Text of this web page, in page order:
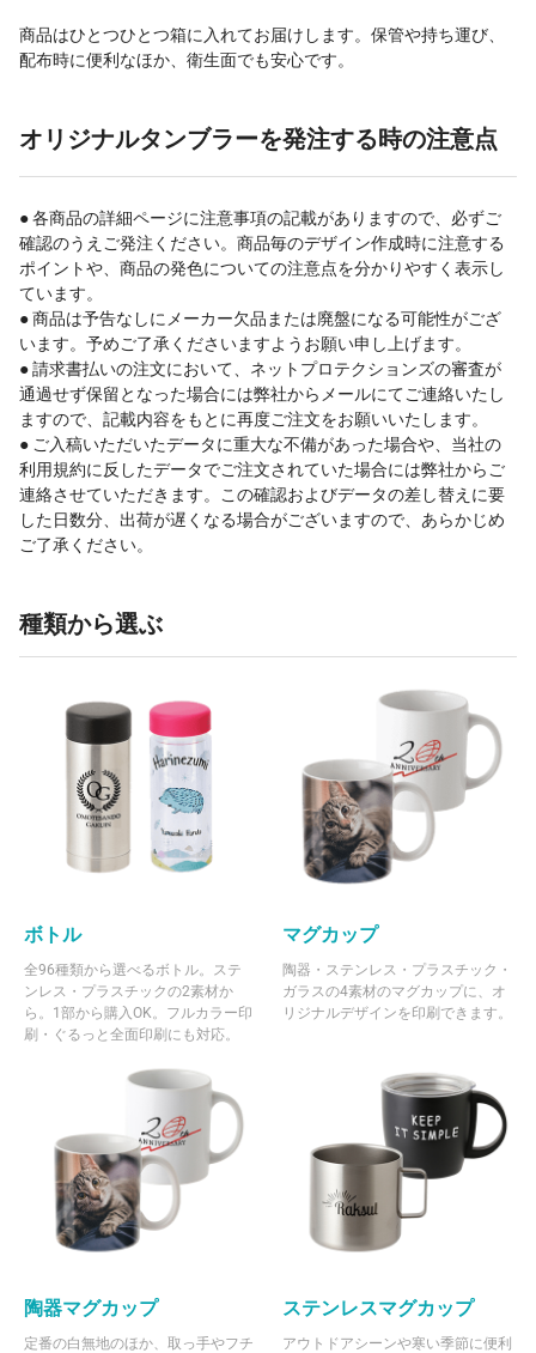
商品はひとつひとつ箱に入れてお届けします。保管や持ち運び、
配布時に便利なほか、衛生面でも安心です。
オリジナルタンブラーを発注する時の注意点
● 各商品の詳細ページに注意事項の記載がありますので、必ずご
確認のうえご発注ください。商品毎のデザイン作成時に注意する
ポイントや、商品の発色についての注意点を分かりやすく表示し
ています。
● 商品は予告なしにメーカー欠品または廃盤になる可能性がござ
います。予めご了承くださいますようお願い申し上げます。
● 請求書払いの注文において、ネットプロテクションズの審査が
通過せず保留となった場合には弊社からメールにてご連絡いたし
ますので、記載内容をもとに再度ご注文をお願いいたします。
● ご入稿いただいたデータに重大な不備があった場合や、当社の
利用規約に反したデータでご注文されていた場合には弊社からご
連絡させていただきます。この確認およびデータの差し替えに要
した日数分、出荷が遅くなる場合がございますので、あらかじめ
ご了承ください。
種類から選ぶ
ボトル
全96種類から選べるボトル。ステ
ンレス・プラスチックの2素材か
ら。1部から購入OK。フルカラー印
刷・ぐるっと全面印刷にも対応。
マグカップ
陶器・ステンレス・プラスチック・
ガラスの4素材のマグカップに、オ
リジナルデザインを印刷できます。
陶器マグカップ
定番の白無地のほか、取っ手やフチ
ステンレスマグカップ
アウトドアシーンや寒い季節に便利